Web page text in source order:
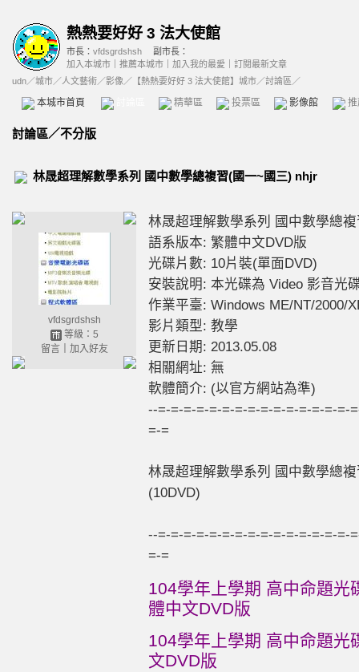
熱熱要好好 3 法大使館
市長： vfdsgrdshsh
副市長：
加入本城市
推薦本城市 加入我的最愛
訂閱最新文章
udn／城市／人文藝術／影像 ／ 【熱熱要好好 3 法大使館】城市／討論區／
本城市首頁 精華區 投票區 影像館
討論區／不分版
林晟超理解數學系列 國中數學總複習(國一~國三) nhjr
vfdsgrdshsh
等級：5
留言｜ 加入好友
林晟超理解數學系列 國中數學總
語系版本: 繁體中文DVD版
光碟片數: 10片裝(單面DVD)
安裝說明: 本光碟為 Video 影音光
作業平臺: Windows ME/NT/2000/
影片類型: 教學
更新日期: 2013.05.08
相關網址: 無
軟體簡介: (以官方網站為準)
--=-=-=-=-=-=-=-=-=-=-=-=-=-=-=-
=-=
林晟超理解數學系列 國中數學總
(10DVD)
--=-=-=-=-=-=-=-=-=-=-=-=-=-=-=-
=-=
104學年上學期 高中命題光
體中文DVD版
104學年上學期 高中命題光
文DVD版